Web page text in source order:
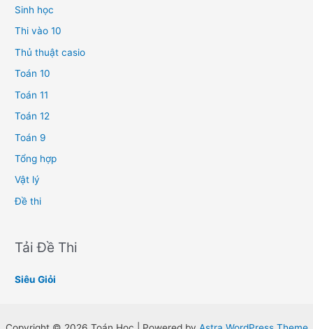
Sinh học
Thi vào 10
Thủ thuật casio
Toán 10
Toán 11
Toán 12
Toán 9
Tổng hợp
Vật lý
Đề thi
Tải Đề Thi
Siêu Giỏi